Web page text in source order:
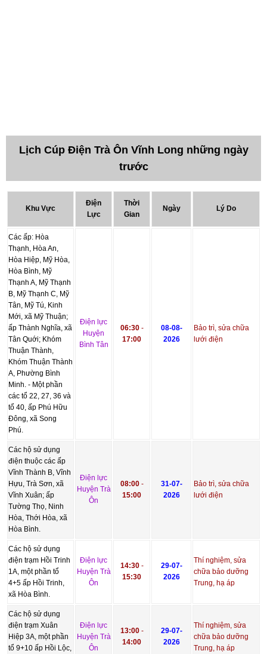
Lịch Cúp Điện Trà Ôn Vĩnh Long những ngày
trước
Khu Vực
Điện
Lực
Thời
Gian
Ngày Lý Do
Các ấp: Hòa
Thạnh, Hòa An,
Hòa Hiệp, Mỹ Hòa,
Hòa Bình, Mỹ
Thạnh A, Mỹ Thạnh
B, Mỹ Thạnh C, Mỹ
Tân, Mỹ Tú, Kinh
Mới, xã Mỹ Thuận;
ấp Thành Nghĩa, xã
Tân Quới; Khóm
Thuận Thành,
Khóm Thuận Thành
A, Phường Bình
Minh. - Một phần
các tổ 22, 27, 36 và
tổ 40, ấp Phú Hữu
Đông, xã Song
Phú.
Điện lực
Huyện
Bình Tân
06:30-
17:00
08-08-
2026
Bảo trì, sửa chữa
lưới điện
Các hộ sử dụng
điện thuộc các ấp
Vĩnh Thành B, Vĩnh
Hựu, Trà Sơn, xã
Vĩnh Xuân; ấp
Tường Thọ, Ninh
Hòa, Thới Hòa, xã
Hòa Bình.
Điện lực
Huyện Trà
Ôn
08:00-
15:00
31-07-
2026
Bảo trì, sửa chữa
lưới điện
Các hộ sử dụng
điện trạm Hồi Trinh
1A, một phần tổ
4+5 ấp Hồi Trinh,
xã Hòa Bình.
Điện lực
Huyện Trà
Ôn
14:30-
15:30
29-07-
2026
Thí nghiệm, sửa
chữa bảo dưỡng
Trung, hạ áp
Các hộ sử dụng
điện trạm Xuân
Hiệp 3A, một phần
tổ 9+10 ấp Hồi Lộc,
Điện lực
Huyện Trà
Ôn
13:00-
14:00
29-07-
2026
Thí nghiệm, sửa
chữa bảo dưỡng
Trung, hạ áp